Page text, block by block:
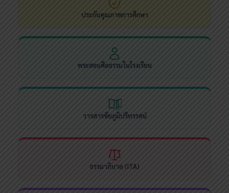
ประกันคุณภาพการศึกษา
พระสอนศีลธรรมในโรงเรียน
วารสารชัยภูมิปริทรรศน์
ธรรมาภิบาล (ITA)